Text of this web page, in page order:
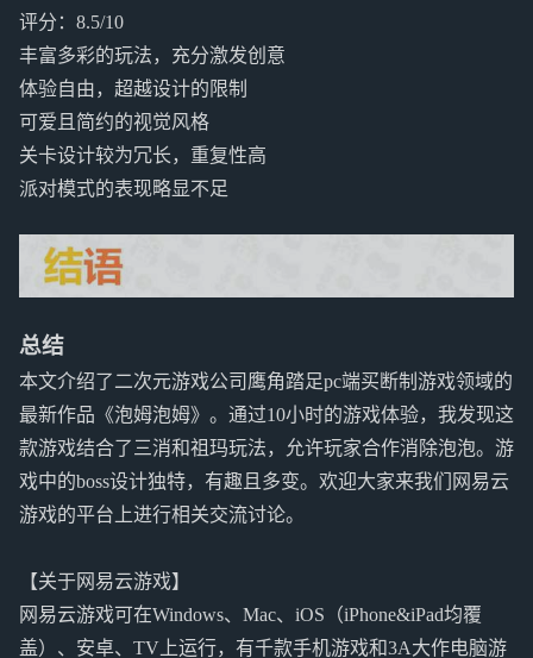
评分：8.5/10
丰富多彩的玩法，充分激发创意
体验自由，超越设计的限制
可爱且简约的视觉风格
关卡设计较为冗长，重复性高
派对模式的表现略显不足
总结
本文介绍了二次元游戏公司鹰角踏足pc端买断制游戏领域的
最新作品《泡姆泡姆》。通过10小时的游戏体验，我发现这
款游戏结合了三消和祖玛玩法，允许玩家合作消除泡泡。游
戏中的boss设计独特，有趣且多变。欢迎大家来我们网易云
游戏的平台上进行相关交流讨论。
【关于网易云游戏】
网易云游戏可在Windows、Mac、iOS（iPhone&iPad均覆
盖）、安卓、TV上运行，有千款手机游戏和3A大作电脑游